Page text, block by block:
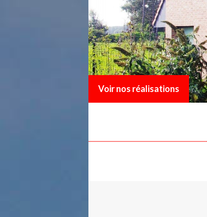
Voir nos réalisations